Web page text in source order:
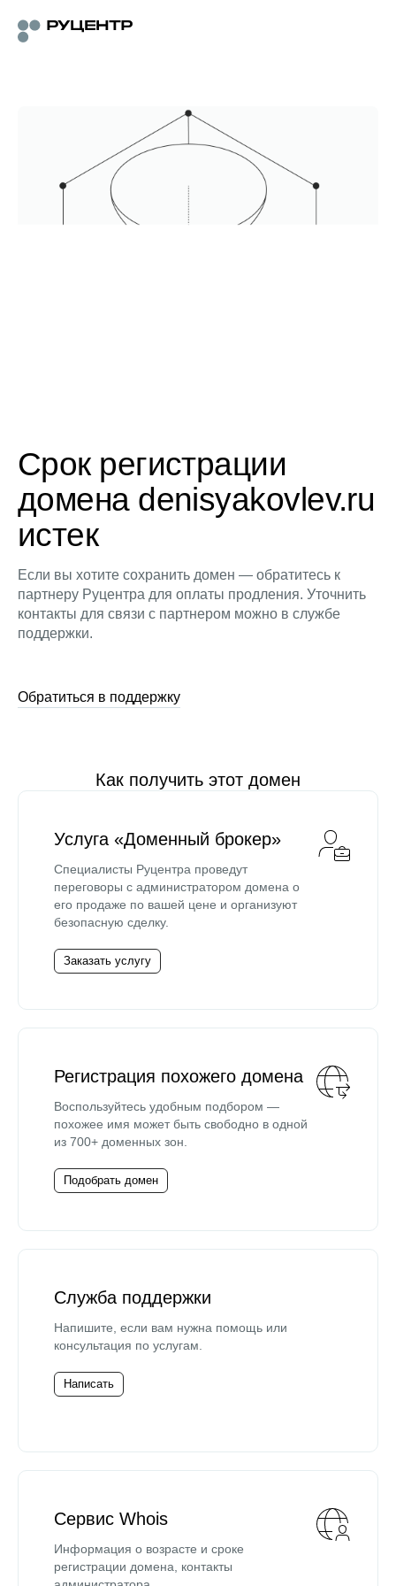
Срок регистрации
домена denisyakovlev.ru
истек
Если вы хотите сохранить домен — обратитесь к
партнеру Руцентра для оплаты продления. Уточнить
контакты для связи с партнером можно в службе
поддержки.
Обратиться в поддержку
Как получить этот домен
Услуга «Доменный брокер»
Специалисты Руцентра проведут
переговоры с администратором домена о
его продаже по вашей цене и организуют
безопасную сделку.
Заказать услугу
Регистрация похожего домена
Воспользуйтесь удобным подбором —
похожее имя может быть свободно в одной
из 700+ доменных зон.
Подобрать домен
Служба поддержки
Напишите, если вам нужна помощь или
консультация по услугам.
Написать
Сервис Whois
Информация о возрасте и сроке
регистрации домена, контакты